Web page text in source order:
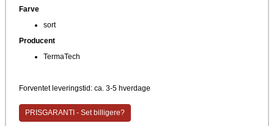
Farve
sort
Producent
TermaTech
Forventet leveringstid: ca. 3-5 hverdage
PRISGARANTI - Set billigere?